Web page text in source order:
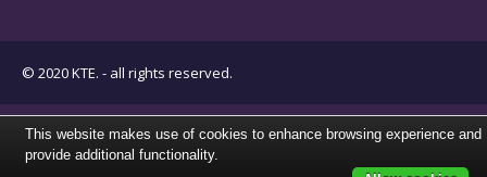
© 2020 KTE. - all rights reserved.
This website makes use of cookies to enhance browsing experience and
provide additional functionality.